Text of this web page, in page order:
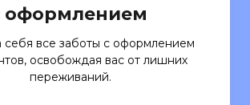
оформлением
себя все заботы с оформлением
освобождая вас от лишних
переживаний.